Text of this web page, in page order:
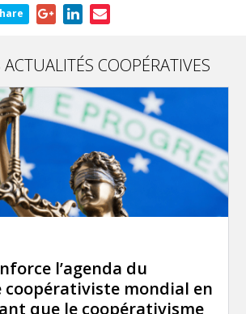
ACTUALITÉS COOPÉRATIVES
l’agenda du
mondial en
que le coopérativisme